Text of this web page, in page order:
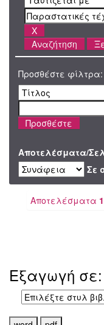
Προσθέστε φίλτρα:
Αποτελέσματα/
Σε
Αποτελέσματα
Εξαγωγή σε: